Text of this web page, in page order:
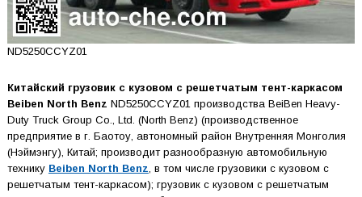
ND5250CCYZ01
Китайский грузовик с кузовом с решетчатым тент-каркасом
Beiben North Benz ND5250CCYZ01 производства BeiBen Heavy-
Duty Truck Group Co., Ltd. (North Benz) (производственное
предприятие в г. Баотоу, автономный район Внутренняя Монголия
(Нэймэнгу), Китай; производит разнообразную автомобильную
технику Beiben North Benz, в том числе грузовики с кузовом с
решетчатым тент-каркасом); грузовик с кузовом с решетчатым